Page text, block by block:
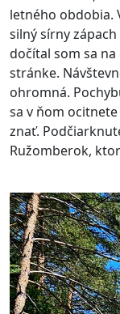
letného obdobia.
silný sírny
dočítal som sa
stránke.
ohromná.
sa v ňom
znať.
Ružomberok,